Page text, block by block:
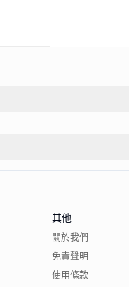
其他
關於我們
免責聲明
使用條款